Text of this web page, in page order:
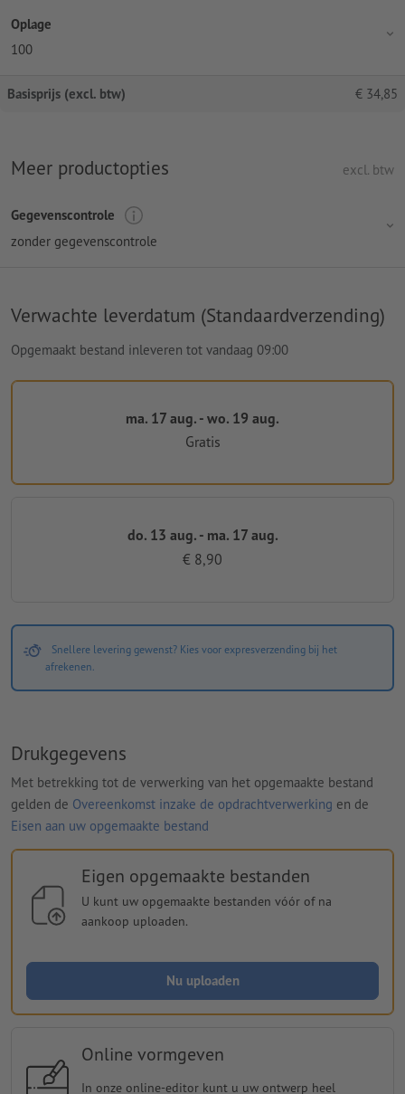
Oplage
100
Basisprijs (excl. btw) € 34,85
Meer productopties excl. btw
Gegevenscontrole
zonder gegevenscontrole
Verwachte leverdatum (Standaardverzending)
Opgemaakt bestand inleveren tot vandaag 09:00
ma. 17 aug. - wo. 19 aug.
Gratis
do. 13 aug. - ma. 17 aug.
€ 8,90
Snellere levering gewenst? Kies voor expresverzending bij het
afrekenen.
Drukgegevens
Met betrekking tot de verwerking van het opgemaakte bestand
gelden de Overeenkomst inzake de opdrachtverwerking en de
Eisen aan uw opgemaakte bestand
Eigen opgemaakte bestanden
U kunt uw opgemaakte bestanden vóór of na
aankoop uploaden.
Nu uploaden
Online vormgeven
In onze online-editor kunt u uw ontwerp heel